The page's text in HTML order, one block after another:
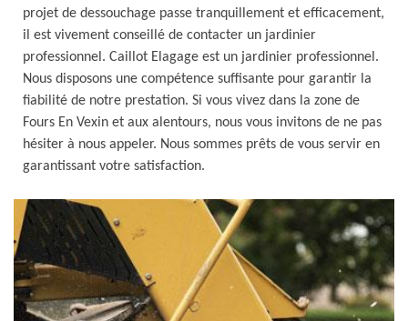
projet de dessouchage passe tranquillement et efficacement,
il est vivement conseillé de contacter un jardinier
professionnel. Caillot Elagage est un jardinier professionnel.
Nous disposons une compétence suffisante pour garantir la
fiabilité de notre prestation. Si vous vivez dans la zone de
Fours En Vexin et aux alentours, nous vous invitons de ne pas
hésiter à nous appeler. Nous sommes prêts de vous servir en
garantissant votre satisfaction.